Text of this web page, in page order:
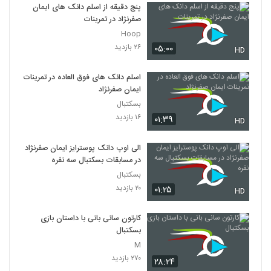
۰۵:۰۰ HD
پنج دقیقه از اسلم دانک های ایمان
صفرنژاد در تمرینات
Hoop
۲۶ بازدید
۰۱:۳۹ HD
اسلم دانک های فوق العاده در تمرینات
ایمان صفرنژاد
بسکتبال
۱۶ بازدید
۰۱:۲۵ HD
الی اوپ دانک پوسترایز ایمان صفرنژاد
در مسابقات بسکتبال سه نفره
بسکتبال
۲۰ بازدید
۲۸:۲۴
کارتون سانی بانی با داستان بازی
بسکتبال
M
۲۷۰ بازدید